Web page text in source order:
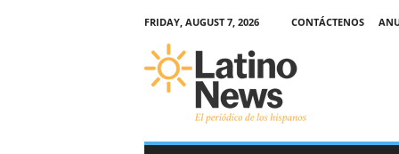
FRIDAY, AUGUST 7, 2026 CONTÁCTENOS